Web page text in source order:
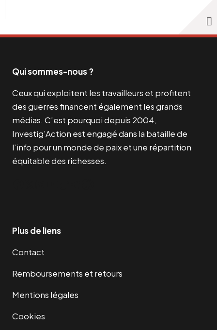
Qui sommes-nous ?
Ceux qui exploitent les travailleurs et profitent
des guerres financent également les grands
médias. C’est pourquoi depuis 2004,
Investig’Action est engagé dans la bataille de
l’info pour un monde de paix et une répartition
équitable des richesses.
Plus de liens
Contact
Remboursements et retours
Mentions légales
Cookies